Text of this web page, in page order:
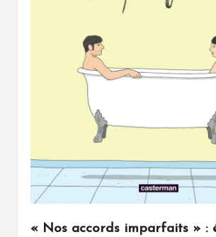
« Nos accords imparfaits » :